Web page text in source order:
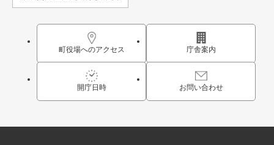
町役場へのアクセス 庁舎案内
開庁日時 お問い合わせ